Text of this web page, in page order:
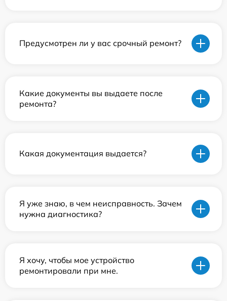
Предусмотрен ли у вас срочный ремонт?
Какие документы вы выдаете после
ремонта?
Какая документация выдается?
Я уже знаю, в чем неисправность. Зачем
нужна диагностика?
Я хочу, чтобы мое устройство
ремонтировали при мне.